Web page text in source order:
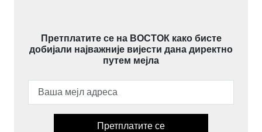
Претплатите се на ВОСТОК како бисте
добијали најважније вијести дана директно
путем мејла
Претплатите се